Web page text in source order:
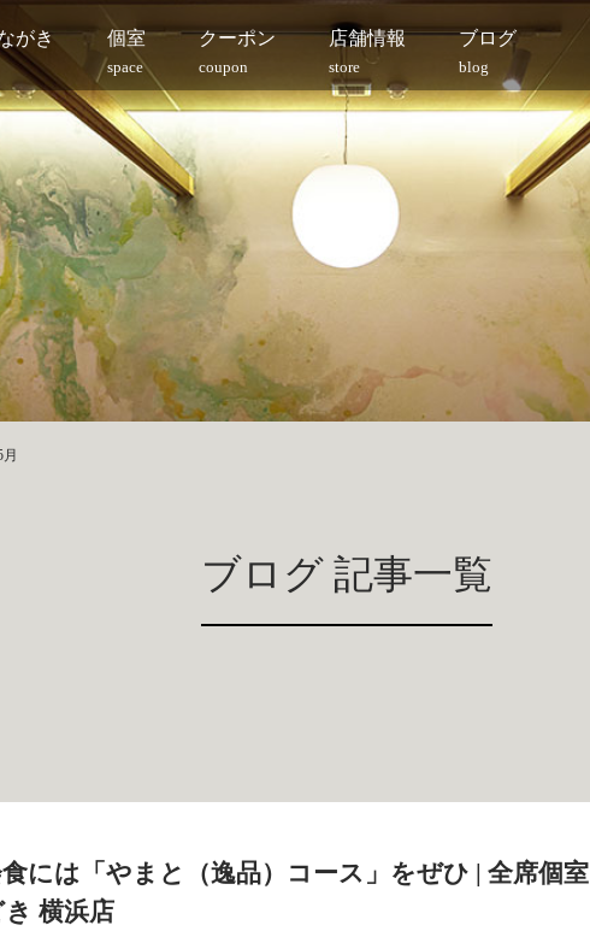
がき 個室
space
クーポン
coupon
店舗情報
store
ブログ
blog
月
ブログ 記事一覧
には「やまと（逸品）コース」をぜひ | 全席個室
横浜店